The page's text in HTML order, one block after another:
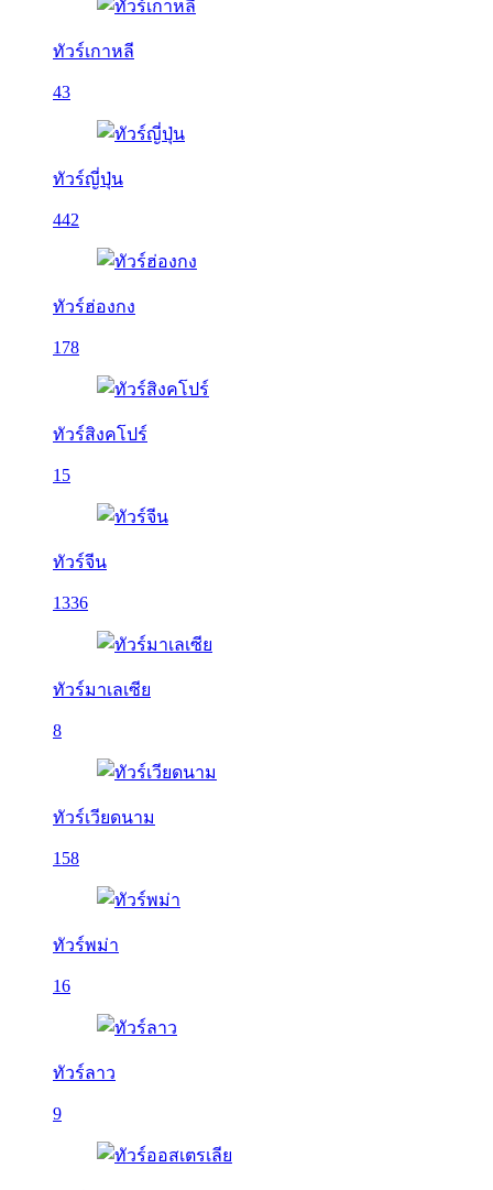
ทัวร์เกาหลี
43
ทัวร์ญี่ปุ่น
442
ทัวร์ฮ่องกง
178
ทัวร์สิงคโปร์
15
ทัวร์จีน
1336
ทัวร์มาเลเซีย
8
ทัวร์เวียดนาม
158
ทัวร์พม่า
16
ทัวร์ลาว
9